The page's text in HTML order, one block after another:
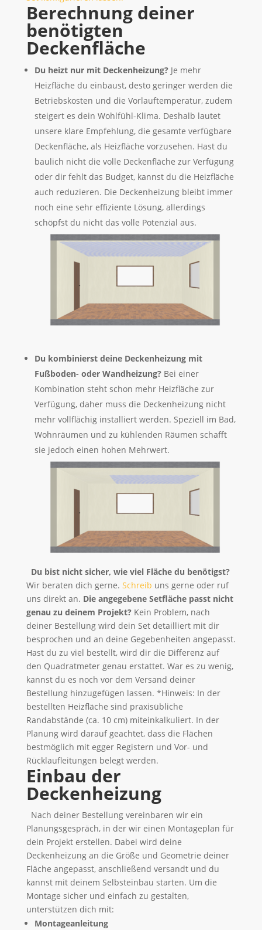
Berechnung deiner
benötigten
Deckenfläche
Du heizt nur mit Deckenheizung? Je mehr
Heizfläche du einbaust, desto geringer werden die
Betriebskosten und die Vorlauftemperatur, zudem
steigert es dein Wohlfühl-Klima. Deshalb lautet
unsere klare Empfehlung, die gesamte verfügbare
Deckenfläche, als Heizfläche vorzusehen. Hast du
baulich nicht die volle Deckenfläche zur Verfügung
oder dir fehlt das Budget, kannst du die Heizfläche
auch reduzieren. Die Deckenheizung bleibt immer
noch eine sehr effiziente Lösung, allerdings
schöpfst du nicht das volle Potenzial aus.
Du kombinierst deine Deckenheizung mit
Fußboden- oder Wandheizung?Bei einer
Kombination steht schon mehr Heizfläche zur
Verfügung, daher muss die Deckenheizung nicht
mehr vollflächig installiert werden. Speziell im Bad,
Wohnräumen und zu kühlenden Räumen schafft
sie jedoch einen hohen Mehrwert.
Du bist nicht sicher, wie viel Fläche du benötigst?
Wir beraten dich gerne. Schreib uns gerne oder ruf
uns direkt an. Die angegebene Setfläche passt nicht
genau zu deinem Projekt?Kein Problem, nach
deiner Bestellung wird dein Set detailliert mit dir
besprochen und an deine Gegebenheiten angepasst.
Hast du zu viel bestellt, wird dir die Differenz auf
den Quadratmeter genau erstattet. War es zu wenig,
kannst du es noch vor dem Versand deiner
Bestellung hinzugefügen lassen. *Hinweis: In der
bestellten Heizfläche sind praxisübliche
Randabstände (ca. 10 cm) miteinkalkuliert. In der
Planung wird darauf geachtet, dass die Flächen
bestmöglich mit egger Registern und Vor- und
Rücklaufleitungen belegt werden.
Einbau der
Deckenheizung
Nach deiner Bestellung vereinbaren wir ein
Planungsgespräch, in der wir einen Montageplan für
dein Projekt erstellen. Dabei wird deine
Deckenheizung an die Größe und Geometrie deiner
Fläche angepasst, anschließend versandt und du
kannst mit deinem Selbsteinbau starten. Um die
Montage sicher und einfach zu gestalten,
unterstützen dich mit:
Montageanleitung